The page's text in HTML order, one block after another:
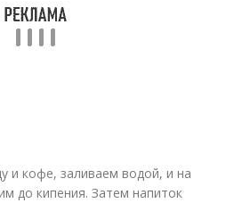
и кофе, заливаем водой, и на
до кипения. Затем напиток